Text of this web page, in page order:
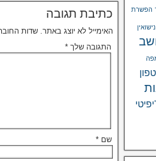
כתיבת תגובה
האימייל לא יוצג באתר. שדות
התגובה שלך*
שם*
הפשרת